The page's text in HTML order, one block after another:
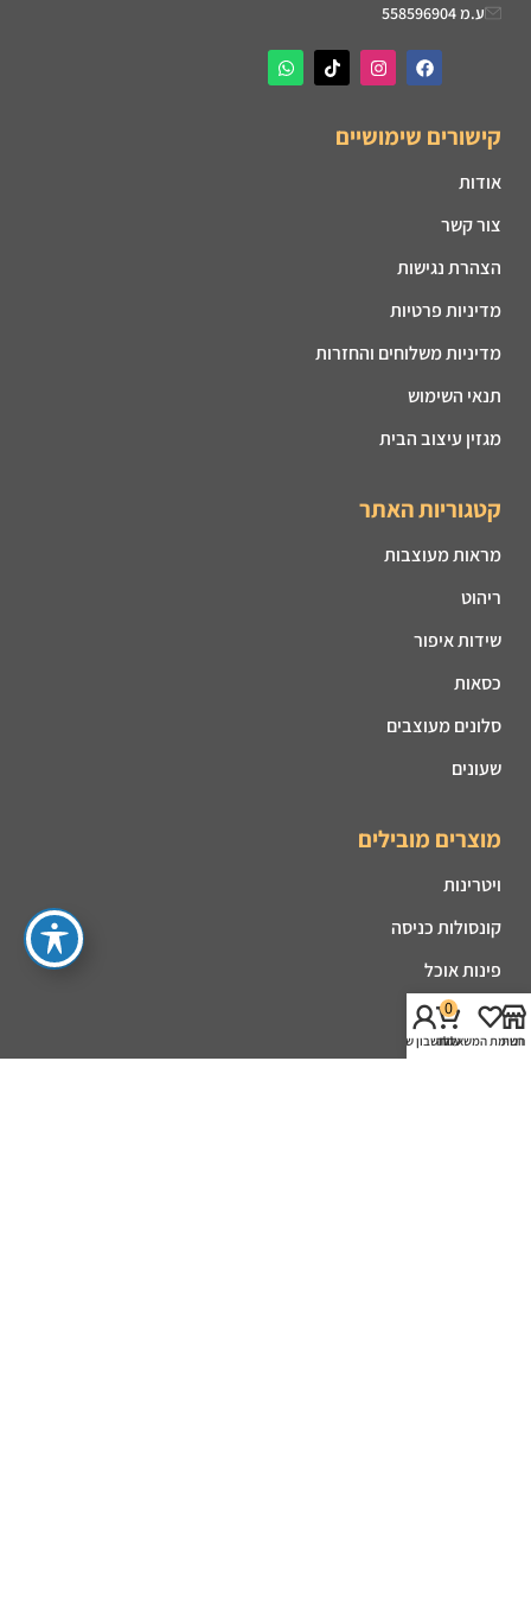
ע.מ 558596904
קישורים שימושיים
אודות
צור קשר
הצהרת נגישות
מדיניות פרטיות
מדיניות משלוחים והחזרות
תנאי השימוש
מגזין עיצוב הבית
קטגוריות האתר
מראות מעוצבות
ריהוט
שידות איפור
כסאות
סלונים מעוצבים
שעונים
מוצרים מובילים
ויטרינות
קונסולות כניסה
פינות אוכל
מזנונים
קמינים
חנות
רשימת המשאלות
0
עגלה
החשבון שלי